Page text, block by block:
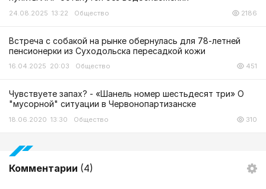
24.08.2025 13:22 Общество 2186
Встреча с собакой на рынке обернулась для 78-летней
пенсионерки из Суходольска пересадкой кожи
16.04.2025 20:03 Общество 451
Чувствуете запах? - «Шанель номер шестьдесят три» О
"мусорной" ситуации в Червонопартизанске
18.06.2020 13:30 Общество 310
Комментарии (4)